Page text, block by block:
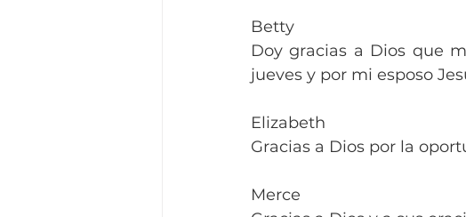
Betty
Doy gracias a Dios que
jueves y por mi esposo
Elizabeth
Gracias a Dios por la
Merce